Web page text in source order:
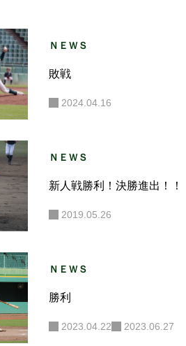
ＮＥＷＳ
敗戦
2024.04.16
ＮＥＷＳ
新人戦勝利！決勝進出！！
2019.05.26
ＮＥＷＳ
勝利
2023.04.22 2023.06.27